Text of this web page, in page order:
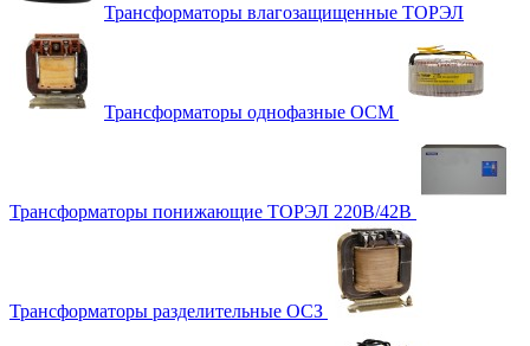
Трансформаторы влагозащищенные ТОРЭЛ
Трансформаторы однофазные ОСМ
Трансформаторы понижающие ТОРЭЛ 220В/42В
Трансформаторы разделительные ОСЗ